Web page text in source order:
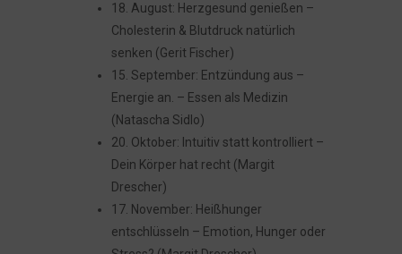
18. August: Herzgesund genießen –
Cholesterin & Blutdruck natürlich
senken (Gerit Fischer)
15. September: Entzündung aus –
Energie an. – Essen als Medizin
(Natascha Sidlo)
20. Oktober: Intuitiv statt kontrolliert –
Dein Körper hat recht (Margit
Drescher)
17. November: Heißhunger
entschlüsseln – Emotion, Hunger oder